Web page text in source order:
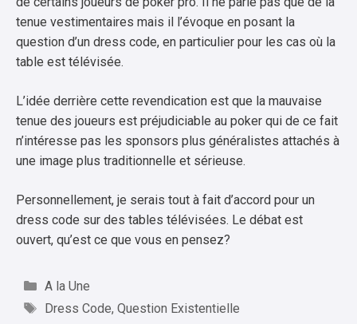
tenue vestimentaires mais il l’évoque en posant la
question d’un dress code, en particulier pour les cas où la
table est télévisée.
L’idée derrière cette revendication est que la mauvaise
tenue des joueurs est préjudiciable au poker qui de ce fait
n’intéresse pas les sponsors plus généralistes attachés à
une image plus traditionnelle et sérieuse.
Personnellement, je serais tout à fait d’accord pour un
dress code sur des tables télévisées. Le débat est
ouvert, qu’est ce que vous en pensez?
Catégories
A la Une
Étiquettes
Dress Code, Question Existentielle